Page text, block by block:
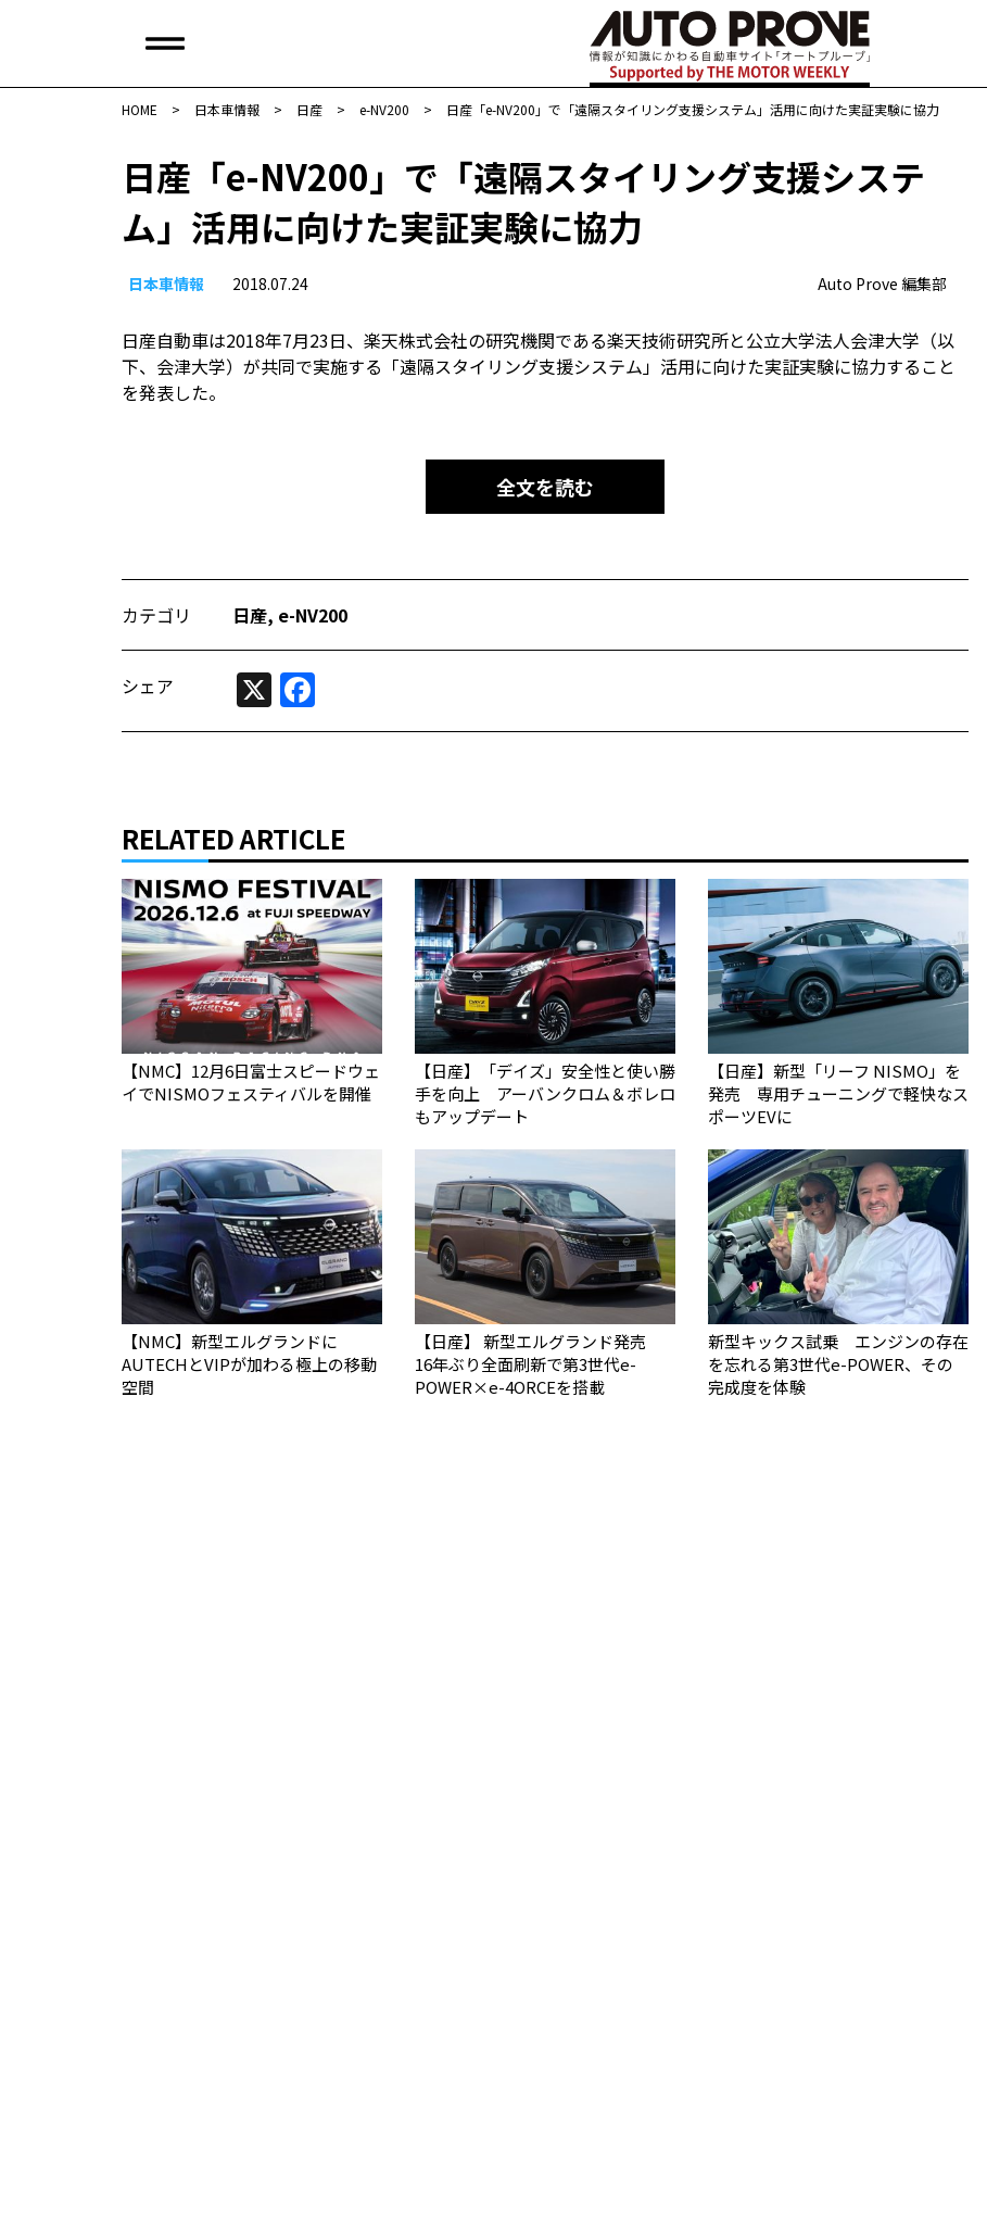
HOME > 日本車情報​ > 日産 > e-NV200 > 日産「e-NV200」で「遠隔スタイリング支援システム」活用に向けた実証実験に協力
日産「e-NV200」で「遠隔スタイリング支援システ
ム」活用に向けた実証実験に協力
日本車情報​ 2018.07.24 Auto Prove 編集部
日産自動車は2018年7月23日、楽天株式会社の研究機関である楽天技術研究所と公立大学法人会津大学（以
下、会津大学）が共同で実施する「遠隔スタイリング支援システム」活用に向けた実証実験に協力すること
を発表した。
全文を読む
カテゴリ 日産, e-NV200
シェア X
RELATED ARTICLE
【NMC】12月6日富士スピードウェ
イでNISMOフェスティバルを開催
【日産】「デイズ」安全性と使い勝
手を向上 アーバンクロム＆ボレロ
もアップデート
【日産】新型「リーフ NISMO」を
発売 専用チューニングで軽快なス
ポーツEVに
【NMC】新型エルグランドに
AUTECHとVIPが加わる極上の移動
空間
【日産】 新型エルグランド発売
16年ぶり全面刷新で第3世代e-
POWER×e-4ORCEを搭載
新型キックス試乗 エンジンの存在
を忘れる第3世代e-POWER、その
完成度を体験